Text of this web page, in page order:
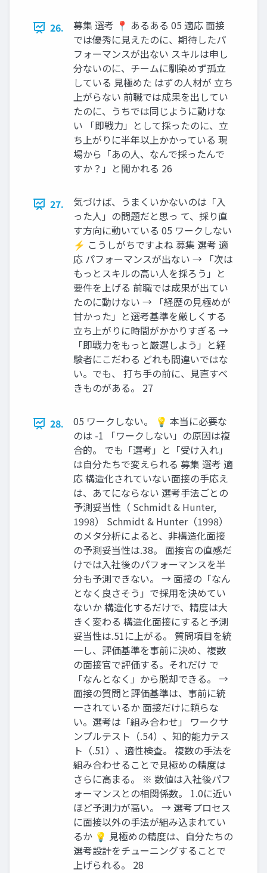
26.
募集 選考 📍 あるある 05 適応 面接
では優秀に見えたのに、期待したパ
フォーマンスが出ない スキルは申し
分ないのに、チームに馴染めず孤立
している ⾒極めた はずの⼈材が ⽴ち
上がらない 前職では成果を出してい
たのに、うちでは同じように動けな
い 「即戦力」として採ったのに、立
ち上がりに半年以上かかっている 現
場から「あの人、なんで採ったんで
すか？」と聞かれる 26
27.
気づけば、うまくいかないのは「入
った人」の問題だと思っ て、採り直
す方向に動いている 05 ワークしない
⚡ こうしがちですよね 募集 選考 適
応 パフォーマンスが出ない → 「次は
もっとスキルの高い人を採ろう」と
要件を上げる 前職では成果が出てい
たのに動けない → 「経歴の見極めが
甘かった」と選考基準を厳しくする
立ち上がりに時間がかかりすぎる →
「即戦力をもっと厳選しよう」と経
験者にこだわる どれも間違いではな
い。でも、 打ち手の前に、見直すべ
きものがある。 27
28.
05 ワークしない。 💡 本当に必要な
のは -1 「ワークしない」の原因は複
合的。 でも「選考」と「受け入れ」
は自分たちで変えられる 募集 選考 適
応 構造化されていない面接の手応え
は、あてにならない 選考手法ごとの
予測妥当性（ Schmidt & Hunter,
1998） Schmidt & Hunter（1998）
のメタ分析によると、非構造化面接
の予測妥当性は.38。 面接官の直感だ
けでは入社後のパフォーマンスを半
分も予測できない。 → 面接の「なん
となく良さそう」で採用を決めてい
ないか 構造化するだけで、精度は大
きく変わる 構造化面接にすると予測
妥当性は.51に上がる。 質問項目を統
一し、評価基準を事前に決め、複数
の面接官で評価する。それだけ で
「なんとなく」から脱却できる。 →
面接の質問と評価基準は、事前に統
一されているか 面接だけに頼らな
い。選考は「組み合わせ」 ワークサ
ンプルテスト（.54）、知的能力テス
ト（.51）、適性検査。 複数の手法を
組み合わせることで見極めの精度は
さらに高まる。 ※ 数値は入社後パフ
ォーマンスとの相関係数。 1.0に近い
ほど予測力が高い。 → 選考プロセス
に面接以外の手法が組み込まれてい
るか 💡 見極めの精度は、自分たちの
選考設計をチューニングすることで
上げられる。 28